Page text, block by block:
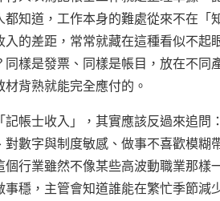
都知道，工作本身的難處從來不在
入的差距，常常就藏在這種看似不
同樣是發票、同樣是帳目，放在不
背熟就能完全應付的。
記帳士收入」，其實應該反過來追
數字與制度敏感、做事不喜歡模
個行業雖然不像某些高波動職業那
事穩，主管會知道誰能在繁忙季節